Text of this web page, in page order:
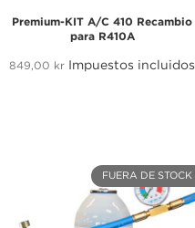
Premium-KIT A/C 410 Recambio
para R410A
849,00 kr Impuestos incluidos
FUERA DE STOCK